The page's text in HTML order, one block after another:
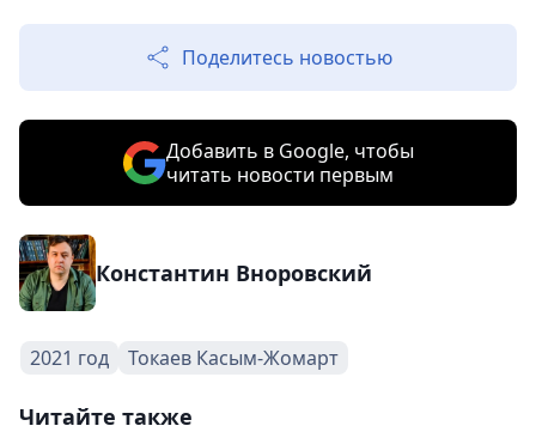
Поделитесь новостью
Добавить в Google, чтобы
читать новости первым
Константин Вноровский
2021 год Токаев Касым-Жомарт
Читайте также